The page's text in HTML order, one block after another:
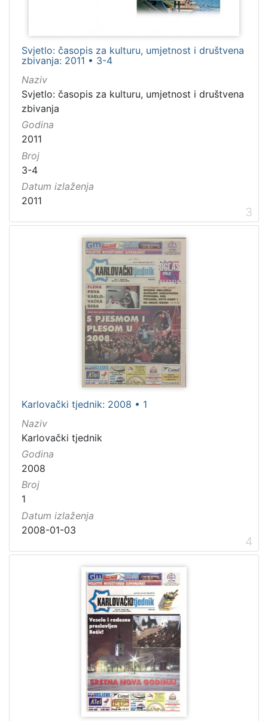
Svjetlo: časopis za kulturu, umjetnost i društvena
zbivanja: 2011 • 3-4
Naziv
Svjetlo: časopis za kulturu, umjetnost i društvena
zbivanja
Godina
2011
Broj
3-4
Datum izlaženja
2011
3
Karlovački tjednik: 2008 • 1
Naziv
Karlovački tjednik
Godina
2008
Broj
1
Datum izlaženja
2008-01-03
4